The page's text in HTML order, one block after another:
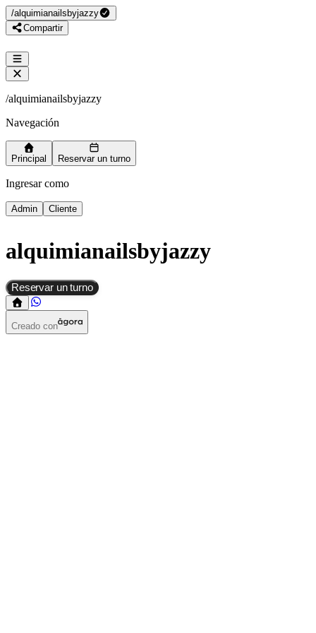
/alquimianailsbyjazzy
Compartir
/alquimianailsbyjazzy
Navegación
Principal Reservar un turno
Ingresar como
Admin Cliente
alquimianailsbyjazzy
Reservar un turno
Creado con